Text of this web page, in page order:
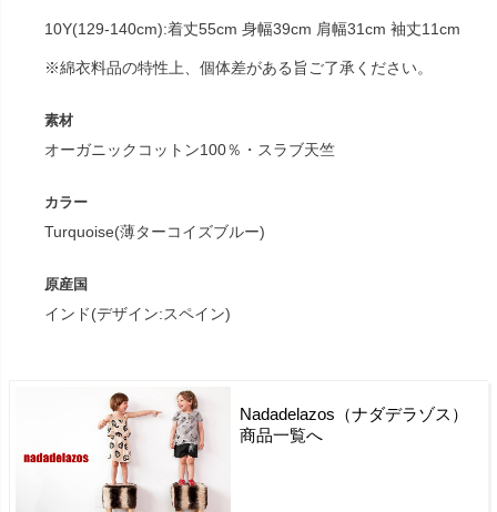
10Y(129-140cm):着丈55cm 身幅39cm 肩幅31cm 袖丈11cm
※綿衣料品の特性上、個体差がある旨ご了承ください。
素材
オーガニックコットン100％・スラブ天竺
カラー
Turquoise(薄ターコイズブルー)
原産国
インド(デザイン:スペイン)
Nadadelazos（ナダデラゾス）
商品一覧へ